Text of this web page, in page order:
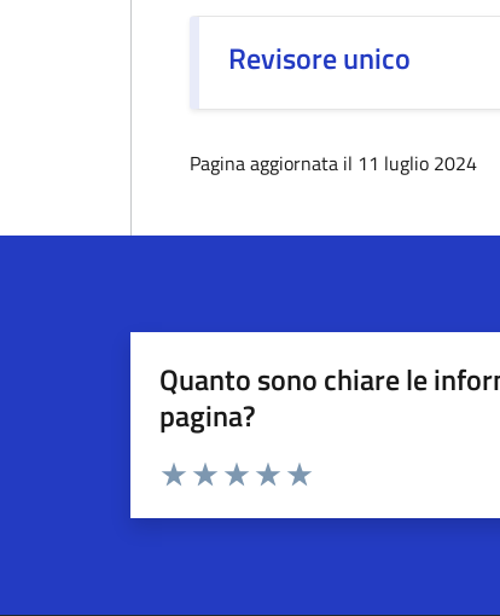
Revisore unico
Pagina aggiornata il 11 luglio 2024
Quanto sono chiare le
pagina?
Esprimi una valutazione